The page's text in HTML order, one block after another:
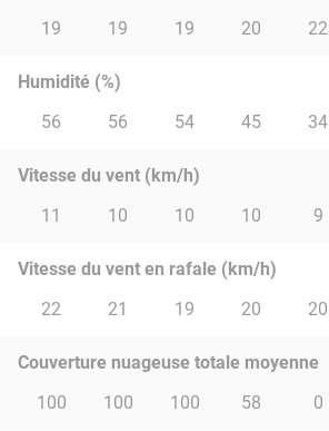
19
19 19 20 22
Humidité (%)
56
56 54 45 34
Vitesse du vent (km/h)
11
10 10 10 9
Vitesse du vent en rafale (km/h)
22
21 19 20 20
Couverture nuageuse totale moyenne
100
100 100 58 0